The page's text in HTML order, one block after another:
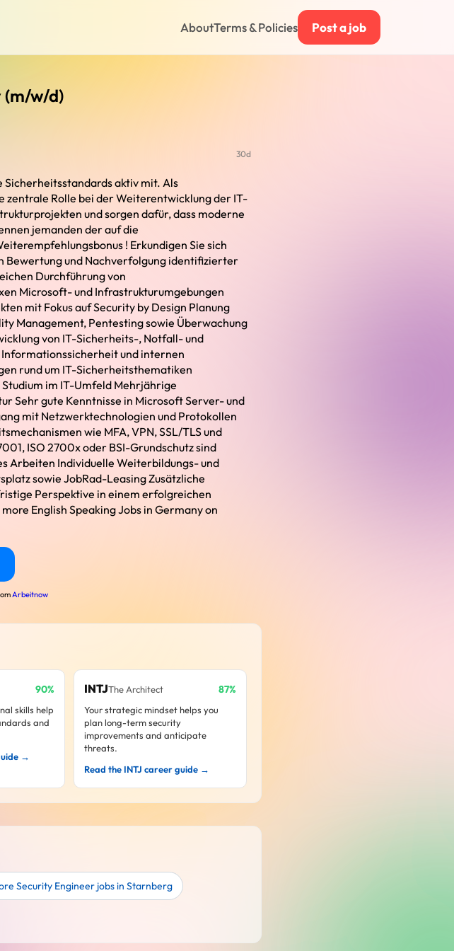
AboutTerms & Policies Post a job
w/d)
30d
Sicherheitsstandards aktiv mit. Als
Rolle bei der Weiterentwicklung der IT-
und sorgen dafür, dass moderne
jemanden der auf die
! Erkundigen Sie sich
Bewertung und Nachverfolgung identifizierter
Durchführung von
Microsoft- und Infrastrukturumgebungen
mit Fokus auf Security by Design Planung
Management, Pentesting sowie Überwachung
von IT-Sicherheits-, Notfall- und
und internen
rund um IT-Sicherheitsthematiken
im IT-Umfeld Mehrjährige
Sehr gute Kenntnisse in Microsoft Server- und
mit Netzwerktechnologien und Protokollen
wie MFA, VPN, SSL/TLS und
ISO 2700x oder BSI-Grundschutz sind
Arbeiten Individuelle Weiterbildungs- und
sowie JobRad-Leasing Zusätzliche
Perspektive in einem erfolgreichen
English Speaking Jobs in Germany on
Arbeitnow
90%
skills help
and
→
INTJThe Architect 87%
Your strategic mindset helps you
plan long-term security
improvements and anticipate
threats.
Read the INTJ career guide →
Security Engineer jobs in Starnberg